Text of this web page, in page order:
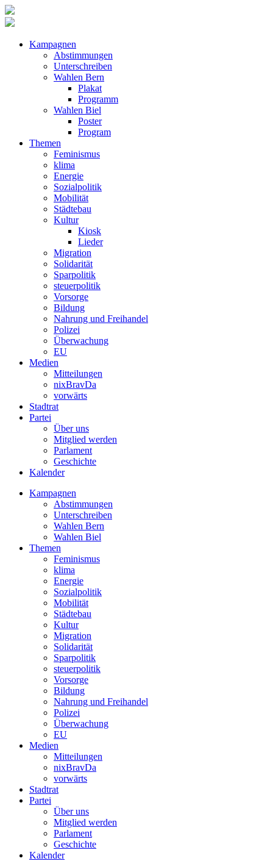
Kampagnen
Abstimmungen
Unterschreiben
Wahlen Bern
Plakat
Programm
Wahlen Biel
Poster
Program
Themen
Feminismus
klima
Energie
Sozialpolitik
Mobilität
Städtebau
Kultur
Kiosk
Lieder
Migration
Solidarität
Sparpolitik
steuerpolitik
Vorsorge
Bildung
Nahrung und Freihandel
Polizei
Überwachung
EU
Medien
Mitteilungen
nixBravDa
vorwärts
Stadtrat
Partei
Über uns
Mitglied werden
Parlament
Geschichte
Kalender
Kampagnen
Abstimmungen
Unterschreiben
Wahlen Bern
Wahlen Biel
Themen
Feminismus
klima
Energie
Sozialpolitik
Mobilität
Städtebau
Kultur
Migration
Solidarität
Sparpolitik
steuerpolitik
Vorsorge
Bildung
Nahrung und Freihandel
Polizei
Überwachung
EU
Medien
Mitteilungen
nixBravDa
vorwärts
Stadtrat
Partei
Über uns
Mitglied werden
Parlament
Geschichte
Kalender